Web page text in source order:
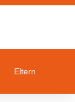
Eltern